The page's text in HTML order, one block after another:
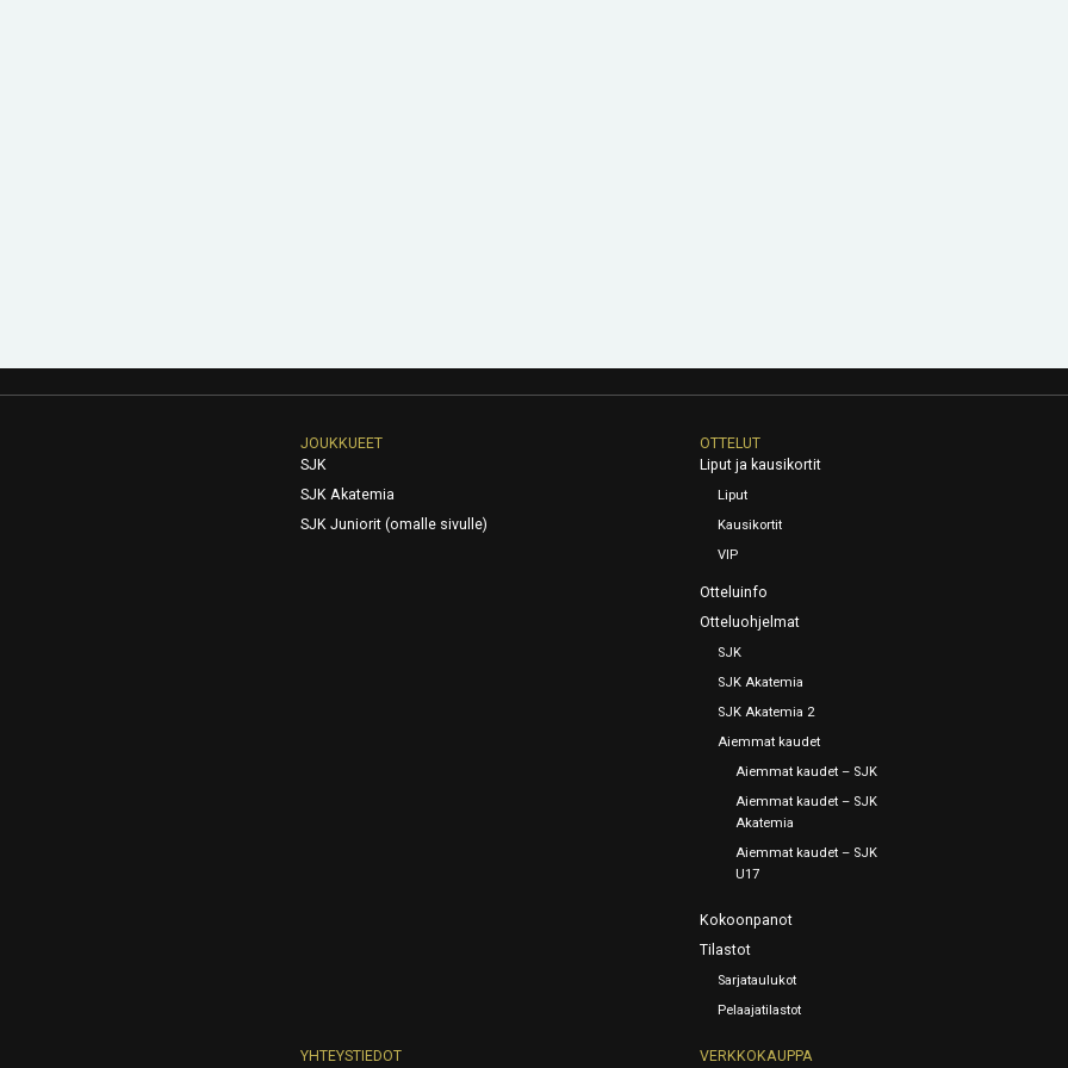
JOUKKUEET
SJK
SJK Akatemia
SJK Juniorit (omalle sivulle)
OTTELUT
Liput ja kausikortit
Liput
Kausikortit
VIP
Otteluinfo
Otteluohjelmat
SJK
SJK Akatemia
SJK Akatemia 2
Aiemmat kaudet
Aiemmat kaudet – SJK
Aiemmat kaudet – SJK
Akatemia
Aiemmat kaudet – SJK
U17
Kokoonpanot
Tilastot
Sarjataulukot
Pelaajatilastot
YHTEYSTIEDOT VERKKOKAUPPA